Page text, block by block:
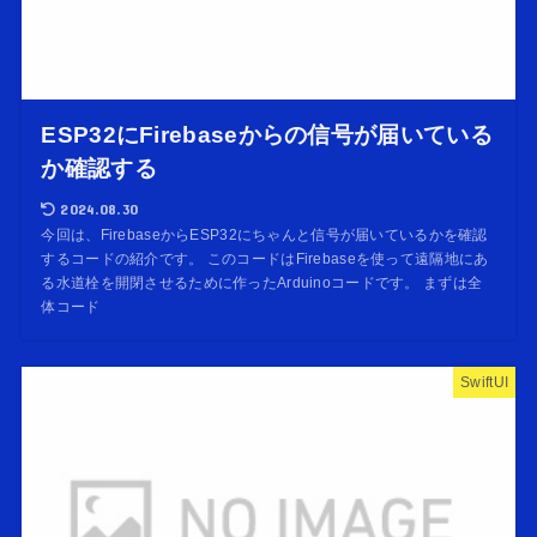
ESP32にFirebaseからの信号が届いている
か確認する
2024.08.30
今回は、FirebaseからESP32にちゃんと信号が届いているかを確認
するコードの紹介です。 このコードはFirebaseを使って遠隔地にあ
る水道栓を開閉させるために作ったArduinoコードです。 まずは全
体コード
SwiftUI